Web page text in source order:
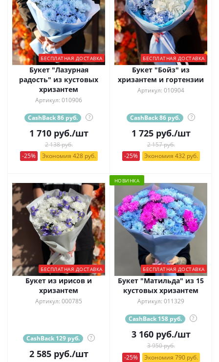
БЕСПЛАТНАЯ ДОСТАВКА
Букет "Лазурная
радость" из кустовых
хризантем
Артикул: 010906
CashBack 86 руб. ?
1 710руб./шт
2 138 руб.
-25%
Экономия 428 руб.
БЕСПЛАТНАЯ ДОСТАВКА
Букет "Бойз" из
хризантем и гортензии
Артикул: 010904
CashBack 86 руб. ?
1 725руб./шт
2 157 руб.
-25%
Экономия 432 руб.
БЕСПЛАТНАЯ ДОСТАВКА
Букет из ирисов и
хризантем
Артикул: 000785
CashBack 129 руб. ?
2 585руб./шт
НОВИНКА
БЕСПЛАТНАЯ ДОСТАВКА
Букет "Матильда" из 15
кустовых хризантем
Артикул: 011329
CashBack 158 руб. ?
3 160руб./шт
3 950 руб.
-25%
Экономия 790 руб.